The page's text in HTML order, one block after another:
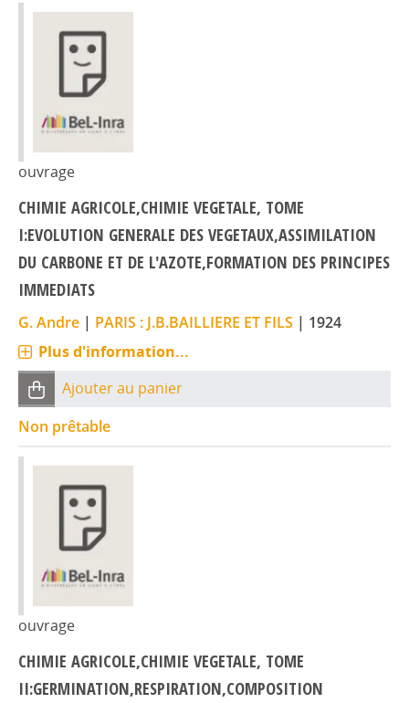
ouvrage
CHIMIE AGRICOLE,CHIMIE VEGETALE, TOME
I:EVOLUTION GENERALE DES VEGETAUX,ASSIMILATION
DU CARBONE ET DE L'AZOTE,FORMATION DES PRINCIPES
IMMEDIATS
G. Andre | PARIS : J.B.BAILLIERE ET FILS | 1924
Plus d'information...
Ajouter au panier
Non prêtable
ouvrage
CHIMIE AGRICOLE,CHIMIE VEGETALE, TOME
II:GERMINATION,RESPIRATION,COMPOSITION